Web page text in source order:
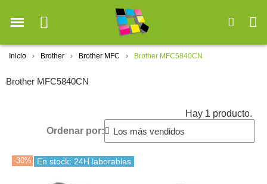
Inicio Brother Brother MFC Brother MFC5840CN
Brother MFC5840CN
Hay 1 producto.
Ordenar por:
-30% En stock: 24H laborables